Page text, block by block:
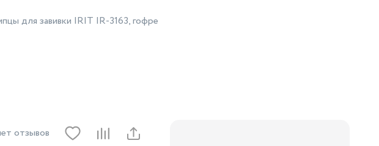
для завивки IRIT IR-3163, гофре
отзывов